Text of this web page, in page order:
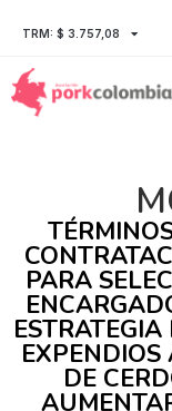
TRM: $ 3.757,08
PARA
DE